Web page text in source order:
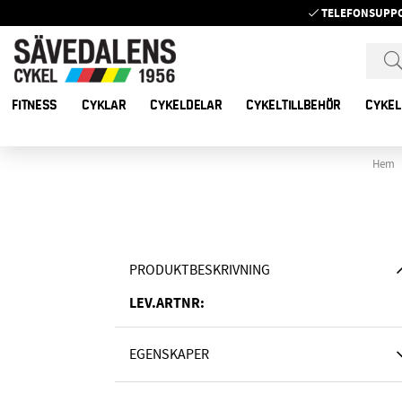
FITNESS CYKLAR CYKELDELAR CYKELTILLBEHÖR
Hem
PRODUKTBESKRIVNING
LEV.ARTNR:
EGENSKAPER